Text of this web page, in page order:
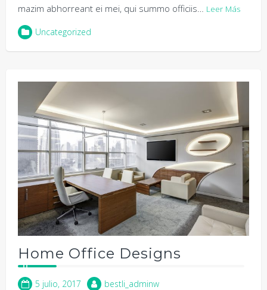
mazim abhorreant ei mei, qui summo officiis…
Leer Más
Uncategorized
Home Office Designs
5 julio, 2017 bestli_adminw